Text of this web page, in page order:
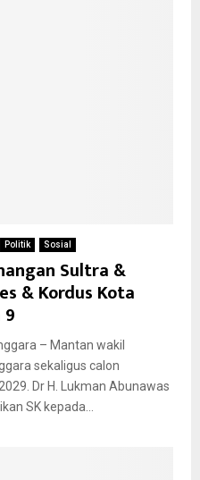
Politik Sosial
Sultra &
& Kordus Kota
– Mantan wakil
sekaligus calon
Dr H. Lukman Abunawas
SK kepada...